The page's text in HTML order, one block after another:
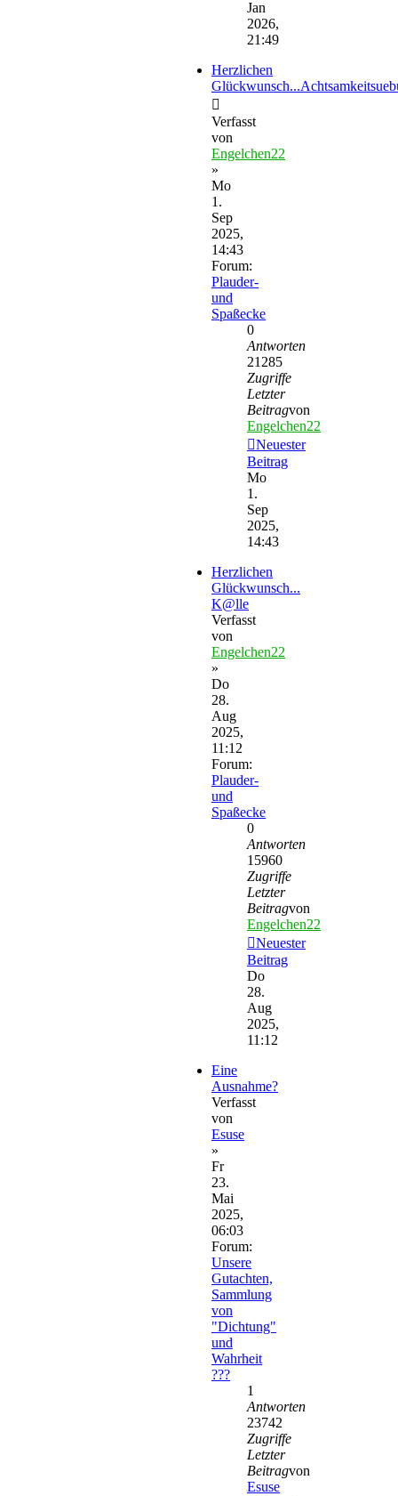
Jan
2026,
21:49
Herzlichen
Verfasst
von
Engelchen22
»
Mo
1.
Sep
2025,
14:43
Forum:
Plauder-
und
Spaßecke
0
Antworten
21285
Zugriffe
Letzter
Beitragvon
Engelchen22
Neuester
Beitrag
Mo
1.
Sep
2025,
14:43
Herzlichen
Glückwunsch...
K@lle
Verfasst
von
Engelchen22
»
Do
28.
Aug
2025,
11:12
Forum:
Plauder-
und
Spaßecke
0
Antworten
15960
Zugriffe
Letzter
Beitragvon
Engelchen22
Neuester
Beitrag
Do
28.
Aug
2025,
11:12
Eine
Ausnahme?
Verfasst
von
Esuse
»
Fr
23.
Mai
2025,
06:03
Forum:
Unsere
Gutachten,
Sammlung
von
"Dichtung"
und
Wahrheit
???
1
Antworten
23742
Zugriffe
Letzter
Beitragvon
Esuse